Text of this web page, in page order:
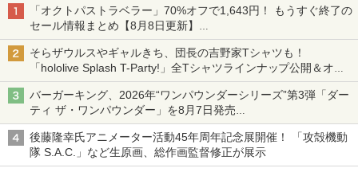
￥350
4
【中古】不思議のダンジョン 風来のシレ
ンDS
￥1,078
満福神社-
￥4,678
4
「超かぐや姫！」通常版【Blu-ray】 [ 夏
吉ゆうこ ]
￥5,371
「オクトパストラベラー」70%オフで1,643円！ もうすぐ終了の
セール情報まとめ【8月8日更新】
ニンテンドーeショップでは「大神 絶景版」が67%オフで990円
そらザウルスやギャルきち、団長の吉野家Tシャツも！
「hololive Splash T-Party!」全Tシャツラインナップ公開＆オン
ライン販売開始
バーガーキング、2026年“ワンパウンダーシリーズ”第3弾「ダー
ティ ザ・ワンパウンダー」を8月7日発売
「特製ガーリックマヨソース」を使用した超大型チーズバーガー
後藤隆幸氏アニメーター活動45年周年記念展開催！ 「攻殻機動
隊 S.A.C.」など生原画、総作画監督修正が展示